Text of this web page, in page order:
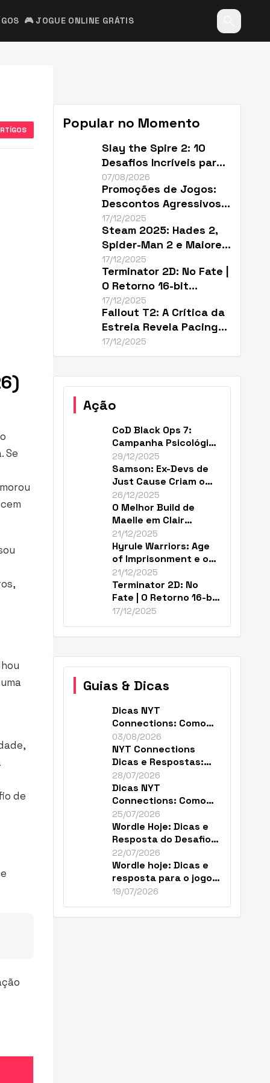
🎮 JOGUE ONLINE GRÁTIS
Se
de
Popular no Momento
Slay the Spire 2: 10
Desafios Incríveis para
Renovar o Jogo
07/08/2026
Promoções de Jogos:
Descontos Agressivos e
Sem Filler
17/12/2025
Steam 2025: Hades 2,
Spider-Man 2 e Maiores
Descontos do Ano
17/12/2025
Terminator 2D: No Fate |
O Retorno 16-bit
Perfeito de T2
17/12/2025
Fallout T2: A Crítica da
Estreia Revela Pacing
Lento
17/12/2025
Ação
CoD Black Ops 7:
Campanha Psicológica
e Continuidade em
2035
29/12/2025
Samson: Ex-Devs de
Just Cause Criam o
‘Mad Max…Payne’
26/12/2025
O Melhor Build de
Maelle em Clair
Obscur (DPS Máximo)
21/12/2025
Hyrule Warriors: Age
of Imprisonment e o
Cânone de Zelda
21/12/2025
Terminator 2D: No
Fate | O Retorno 16-bit
Perfeito de T2
17/12/2025
Guias & Dicas
Dicas NYT
Connections: Como
Resolver o Enigma de
Hoje
03/08/2026
NYT Connections
Dicas e Respostas:
Como Vencer Hoje
28/07/2026
Dicas NYT
Connections: Como
Resolver o Desafio de
Hoje
25/07/2026
Wordle Hoje: Dicas e
Resposta do Desafio
#1859 de Julho
22/07/2026
Wordle hoje: Dicas e
resposta para o jogo
nº 1856
19/07/2026